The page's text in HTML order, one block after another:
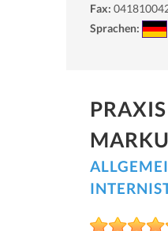
Fax:
Sprachen: